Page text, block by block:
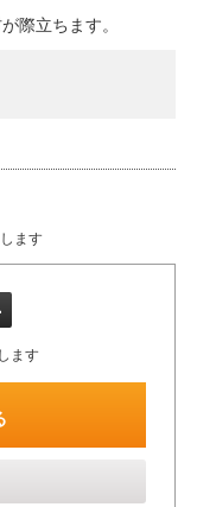
際立ちます。
ます
ます